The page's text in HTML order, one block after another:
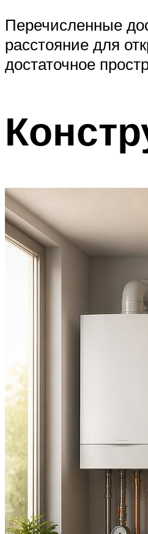
Перечисленные
расстояние для
достаточное